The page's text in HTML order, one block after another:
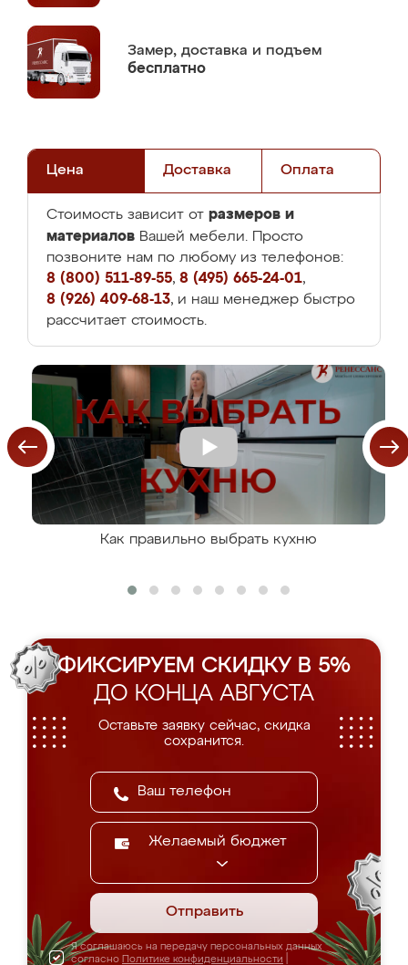
Замер, доставка и подъем
бесплатно
Цена Доставка Оплата
Стоимость зависит от размеров и
материалов Вашей мебели. Просто
позвоните нам по любому из телефонов:
8 (800) 511-89-55, 8 (495) 665-24-01,
8 (926) 409-68-13, и наш менеджер быстро
рассчитает стоимость.
Как правильно выбрать кухню
ФИКСИРУЕМ СКИДКУ В 5%
ДО КОНЦА АВГУСТА
Оставьте заявку сейчас, скидка
сохранится.
Желаемый бюджет
Отправить
Я соглашаюсь на передачу персональных данных
согласно Политике конфиденциальности